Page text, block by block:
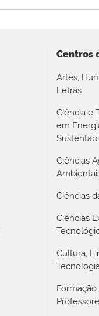
Centros
Artes,
Letras
Ciência e
em
Ciências
Ciências
Ciências
Cultura,
Formação